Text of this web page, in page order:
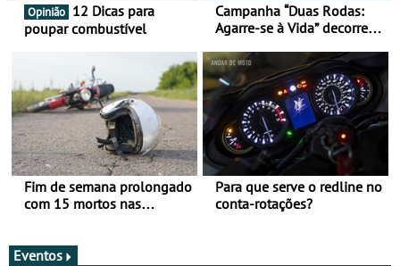
Opinião
poupar combustível
Campanha “Duas Rodas:
Agarre-se à Vida” decorre
Fim de semana prolongado
com 15 mortos nas
Para que serve o redline no
conta-rotações?
Eventos